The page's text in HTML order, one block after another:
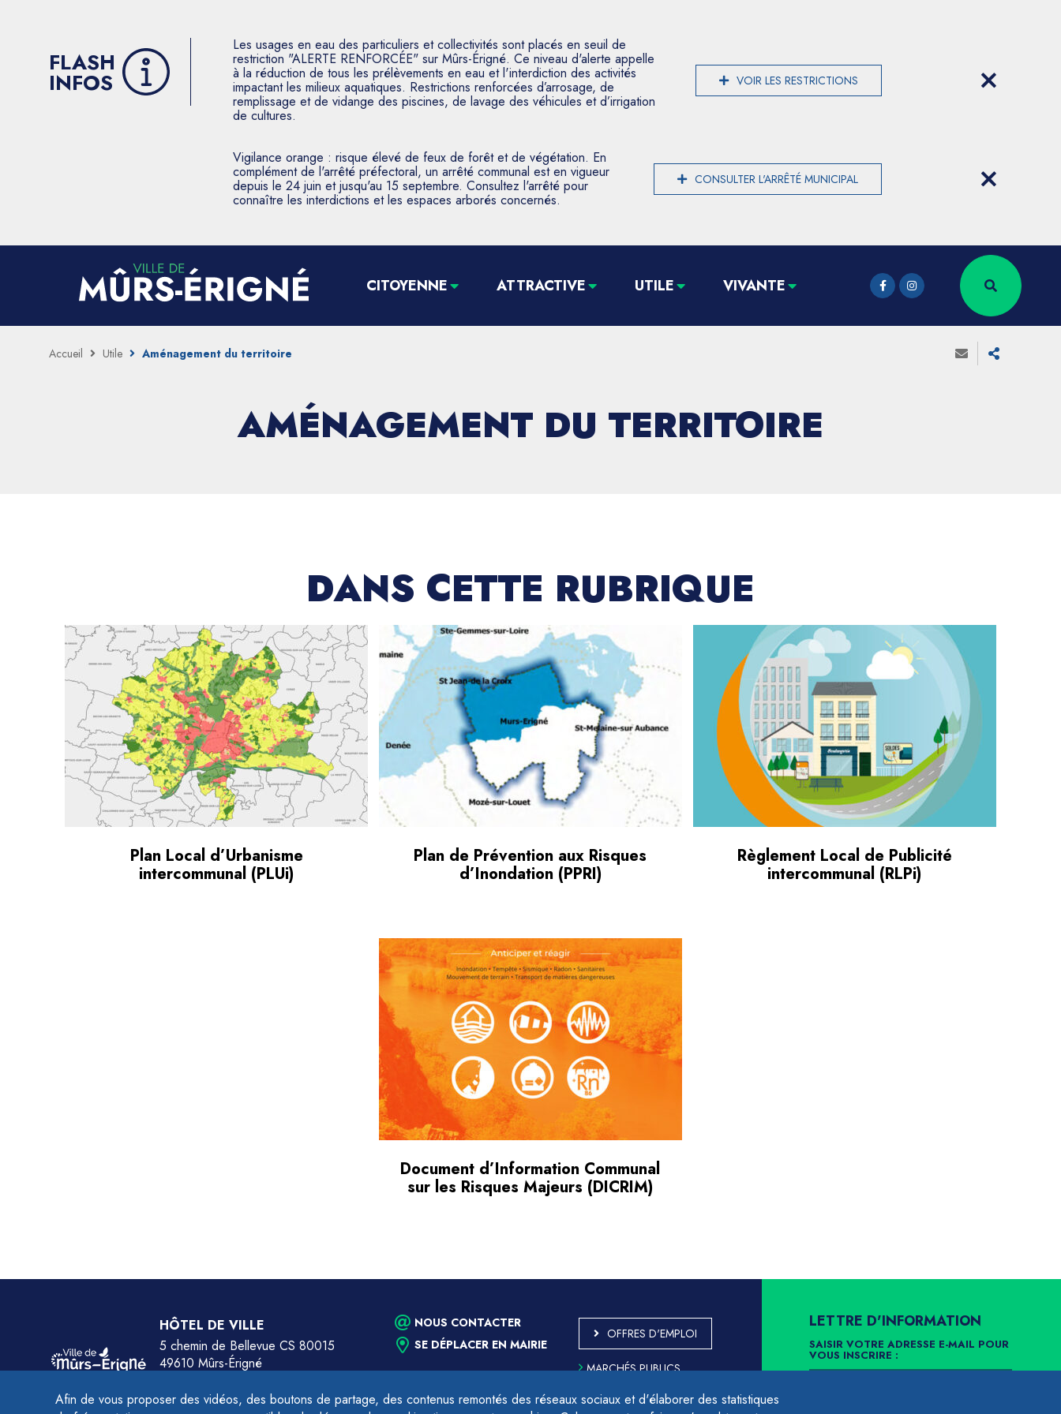
Afin de vous proposer des vidéos, des boutons de partage, des contenus remontés des réseaux sociaux et d'élaborer des statistiques
FLASH
INFOS
Les usages en eau des particuliers et collectivités sont placés en seuil de
restriction "ALERTE RENFORCÉE" sur Mûrs-Érigné. Ce niveau d'alerte appelle
à la réduction de tous les prélèvements en eau et l'interdiction des activités
impactant les milieux aquatiques. Restrictions renforcées d’arrosage, de
remplissage et de vidange des piscines, de lavage des véhicules et d’irrigation
de cultures.
VOIR LES RESTRICTIONS
Vigilance orange : risque élevé de feux de forêt et de végétation. En
complément de l'arrêté préfectoral, un arrêté communal est en vigueur
depuis le 24 juin et jusqu'au 15 septembre. Consultez l'arrêté pour
connaître les interdictions et les espaces arborés concernés.
CONSULTER L'ARRÊTÉ MUNICIPAL
CITOYENNE ATTRACTIVE UTILE VIVANTE
Accueil Utile Aménagement du territoire
AMÉNAGEMENT DU TERRITOIRE
DANS CETTE RUBRIQUE
Plan Local d’Urbanisme
intercommunal (PLUi)
Plan de Prévention aux Risques
d’Inondation (PPRI)
Règlement Local de Publicité
intercommunal (RLPi)
Document d’Information Communal
sur les Risques Majeurs (DICRIM)
HÔTEL DE VILLE
5 chemin de Bellevue CS 80015
49610 Mûrs-Érigné
NOUS CONTACTER
SE DÉPLACER EN MAIRIE
OFFRES D'EMPLOI
MARCHÉS PUBLICS
CONFORME
LETTRE D'INFORMATION
SAISIR VOTRE ADRESSE E-MAIL POUR
VOUS INSCRIRE :